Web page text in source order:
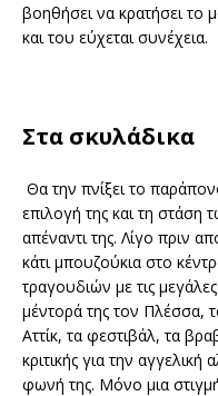
βοηθήσει να κρατήσει το
και του εύχεται συνέχεια.
Στα σκυλάδικα
Θα την πνίξει το
επιλογή της και τη
απέναντι της. Λίγο πριν
κάτι μπουζούκια στο
τραγουδιών με τις
μέντορά της τον Πλέσσα,
Αττίκ, τα φεστιβάλ, τα
κριτικής για την
φωνή της. Μόνο μια